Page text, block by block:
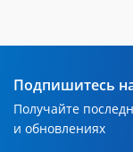
Подпишитесь
Получайте
и обновлениях